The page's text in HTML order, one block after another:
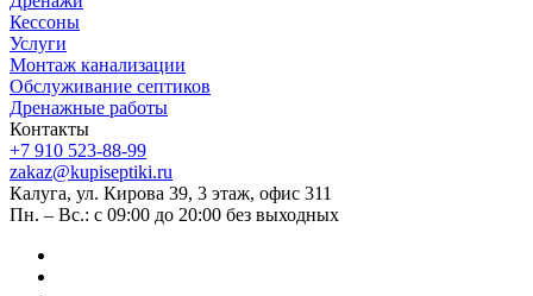
Кессоны
Услуги
Монтаж канализации
Обслуживание септиков
Дренажные работы
Контакты
+7 910 523-88-99
zakaz@kupiseptiki.ru
Калуга, ул. Кирова 39, 3 этаж, офис 311
Пн. – Вс.: с 09:00 до 20:00 без выходных